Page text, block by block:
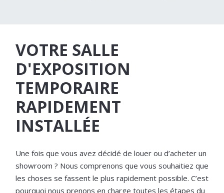
VOTRE SALLE
D'EXPOSITION
TEMPORAIRE
RAPIDEMENT
INSTALLÉE
Une fois que vous avez décidé de louer ou d’acheter un
showroom ? Nous comprenons que vous souhaitiez que
les choses se fassent le plus rapidement possible. C’est
pourquoi nous prenons en charge toutes les étapes du